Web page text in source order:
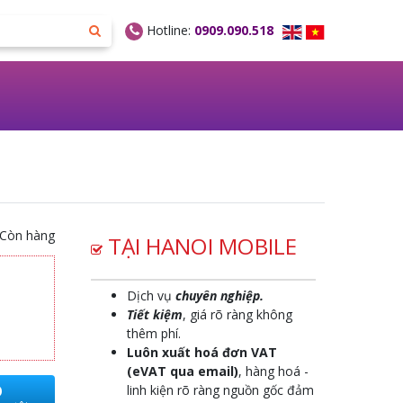
Hotline: 0909.090.518
hàng TẠI HANOI MOBILE
Dịch vụ chuyên nghiệp.
Tiết kiệm, giá rõ ràng không
thêm phí.
Luôn xuất hoá đơn VAT
(eVAT qua email), hàng hoá -
linh kiện rõ ràng nguồn gốc đảm